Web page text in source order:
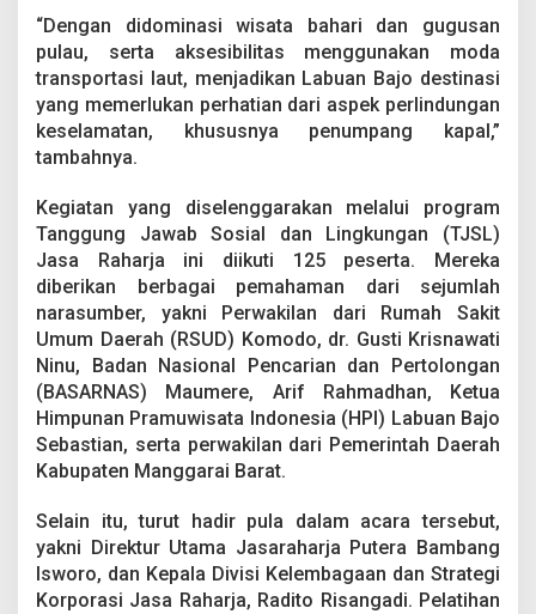
a
u
a
n
o
“Dengan didominasi wisata bahari dan gugusan
pulau, serta aksesibilitas menggunakan moda
transportasi laut, menjadikan Labuan Bajo destinasi
yang memerlukan perhatian dari aspek perlindungan
keselamatan, khususnya penumpang kapal,”
tambahnya.
Kegiatan yang diselenggarakan melalui program
Tanggung Jawab Sosial dan Lingkungan (TJSL)
Jasa Raharja ini diikuti 125 peserta. Mereka
diberikan berbagai pemahaman dari sejumlah
narasumber, yakni Perwakilan dari Rumah Sakit
Umum Daerah (RSUD) Komodo, dr. Gusti Krisnawati
Ninu, Badan Nasional Pencarian dan Pertolongan
(BASARNAS) Maumere, Arif Rahmadhan, Ketua
Himpunan Pramuwisata Indonesia (HPI) Labuan Bajo
Sebastian, serta perwakilan dari Pemerintah Daerah
Kabupaten Manggarai Barat.
Selain itu, turut hadir pula dalam acara tersebut,
yakni Direktur Utama Jasaraharja Putera Bambang
Isworo, dan Kepala Divisi Kelembagaan dan Strategi
Korporasi Jasa Raharja, Radito Risangadi. Pelatihan